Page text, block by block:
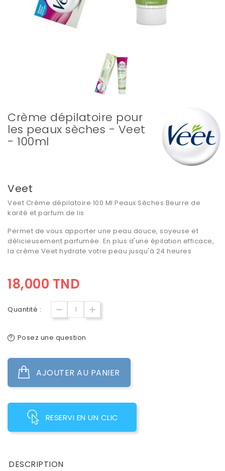
Crème dépilatoire pour
les peaux sèches - Veet
- 100ml
Veet
Veet Crème dépilatoire 100 Ml Peaux Sèches Beurre de
karité et parfum de lis
Permet de vous apporter une peau douce, soyeuse et
délicieusement parfumée. En plus d'une épilation efficace,
la crème Veet hydrate votre peau jusqu'à 24 heures
18,000 TND
Quantité :
Posez une question
AJOUTER AU PANIER
RESERVI EN UN CLIC
DESCRIPTION